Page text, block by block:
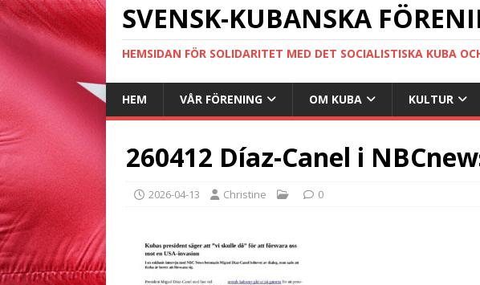
SVENSK-KUBANSKA
HEMSIDAN FÖR SOLIDARITET MED DET SOCIALISTISKA KUBA
HEM VÅR FÖRENING OM KUBA KULTUR
260412 Díaz-Canel i
2026-04-13 Christine 0